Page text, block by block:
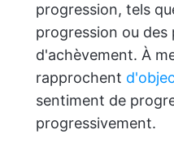
progression, tels
progression ou des
d'achèvement. À
rapprochent
sentiment de
progressivement.